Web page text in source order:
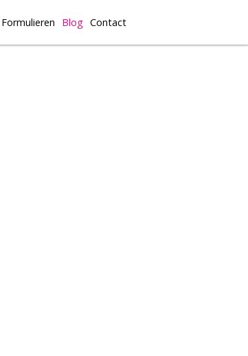
Formulieren Blog Contact